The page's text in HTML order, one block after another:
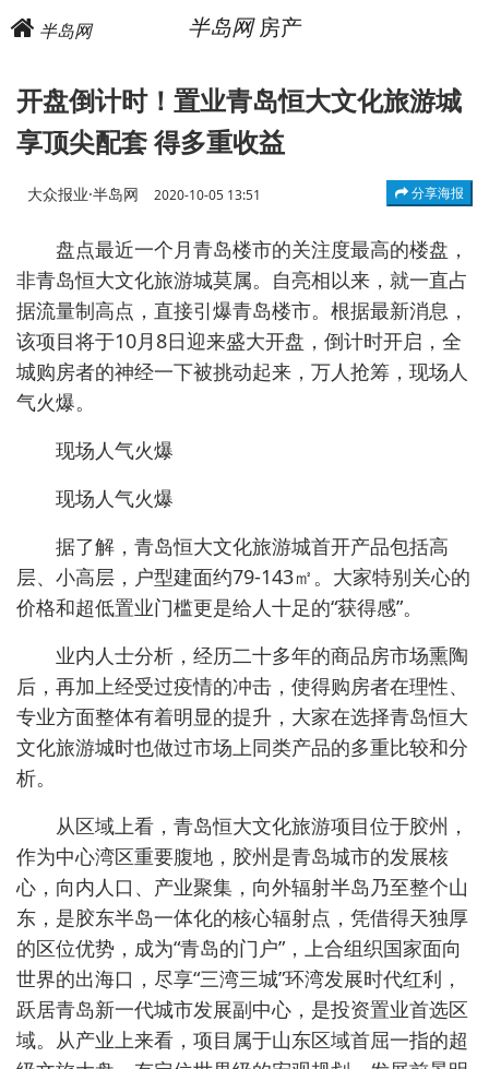
半岛网 半岛网房产
开盘倒计时！置业青岛恒大文化旅游城
享顶尖配套 得多重收益
大众报业·半岛网 2020-10-05 13:51 分享海报
盘点最近一个月青岛楼市的关注度最高的楼盘，
非青岛恒大文化旅游城莫属。自亮相以来，就一直占
据流量制高点，直接引爆青岛楼市。根据最新消息，
该项目将于10月8日迎来盛大开盘，倒计时开启，全
城购房者的神经一下被挑动起来，万人抢筹，现场人
气火爆。
现场人气火爆
现场人气火爆
据了解，青岛恒大文化旅游城首开产品包括高
层、小高层，户型建面约79-143㎡。大家特别关心的
价格和超低置业门槛更是给人十足的“获得感”。
业内人士分析，经历二十多年的商品房市场熏陶
后，再加上经受过疫情的冲击，使得购房者在理性、
专业方面整体有着明显的提升，大家在选择青岛恒大
文化旅游城时也做过市场上同类产品的多重比较和分
析。
从区域上看，青岛恒大文化旅游项目位于胶州，
作为中心湾区重要腹地，胶州是青岛城市的发展核
心，向内人口、产业聚集，向外辐射半岛乃至整个山
东，是胶东半岛一体化的核心辐射点，凭借得天独厚
的区位优势，成为“青岛的门户”，上合组织国家面向
世界的出海口，尽享“三湾三城”环湾发展时代红利，
跃居青岛新一代城市发展副中心，是投资置业首选区
域。从产业上来看，项目属于山东区域首屈一指的超